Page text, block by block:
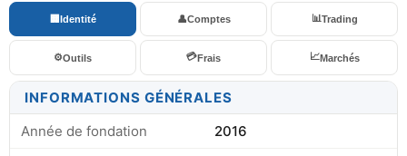
Identité 👤Comptes 📊Trading
⚙️Outils 💳Frais 📈Marchés
INFORMATIONS GÉNÉRALES
Année de fondation
2016